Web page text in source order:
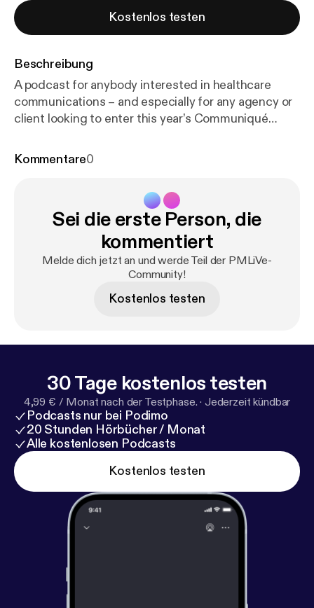
Kostenlos testen
Beschreibung
A podcast for anybody interested in healthcare
communications – and especially for any agency or
client looking to enter this year’s Communiqué
Kommentare0
Sei die erste Person, die
kommentiert
Melde dich jetzt an und werde Teil der PMLiVe-
Community!
Kostenlos testen
30 Tage kostenlos testen
4,99 € / Monat nach der Testphase. · Jederzeit kündbar
Podcasts nur bei Podimo
20 Stunden Hörbücher / Monat
Alle kostenlosen Podcasts
Kostenlos testen